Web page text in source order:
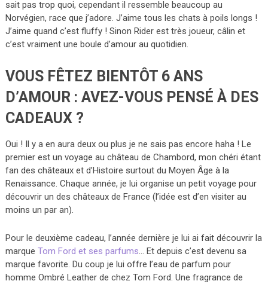
sait pas trop quoi, cependant il ressemble beaucoup au
Norvégien, race que j’adore. J’aime tous les chats à poils longs !
J’aime quand c’est fluffy ! Sinon Rider est très joueur, câlin et
c’est vraiment une boule d’amour au quotidien.
VOUS FÊTEZ BIENTÔT 6 ANS
D’AMOUR : AVEZ-VOUS PENSÉ À DES
CADEAUX ?
Oui ! Il y a en aura deux ou plus je ne sais pas encore haha ! Le
premier est un voyage au château de Chambord, mon chéri étant
fan des châteaux et d’Histoire surtout du Moyen Âge à la
Renaissance. Chaque année, je lui organise un petit voyage pour
découvrir un des châteaux de France (l’idée est d’en visiter au
moins un par an).
Pour le deuxième cadeau, l’année dernière je lui ai fait découvrir la
marque Tom Ford et ses parfums… Et depuis c’est devenu sa
marque favorite. Du coup je lui offre l’eau de parfum pour
homme Ombré Leather de chez Tom Ford. Une fragrance de